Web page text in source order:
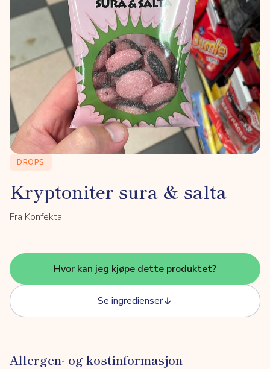
DROPS
Kryptoniter sura & salta
Fra Konfekta
Hvor kan jeg kjøpe dette produktet?
Se ingredienser
Allergen- og kostinformasjon